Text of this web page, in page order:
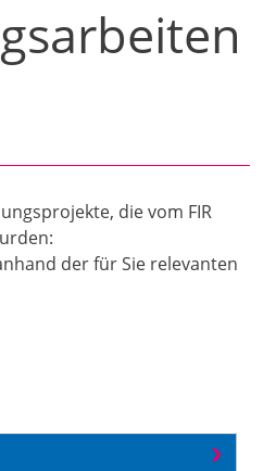
die vom FIR
der für Sie relevanten